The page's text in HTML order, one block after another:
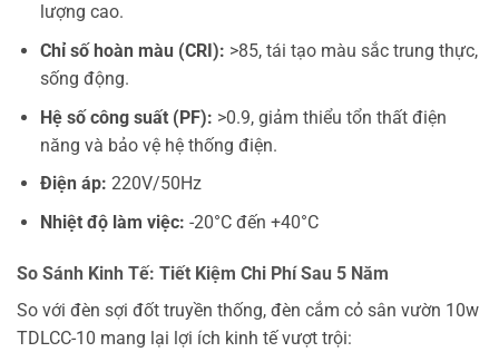
lượng cao.
Chỉ số hoàn màu (CRI): >85, tái tạo màu sắc trung thực,
sống động.
Hệ số công suất (PF): >0.9, giảm thiểu tổn thất điện
năng và bảo vệ hệ thống điện.
Điện áp: 220V/50Hz
Nhiệt độ làm việc: -20°C đến +40°C
So Sánh Kinh Tế: Tiết Kiệm Chi Phí Sau 5 Năm
So với đèn sợi đốt truyền thống, đèn cắm cỏ sân vườn 10w
TDLCC-10 mang lại lợi ích kinh tế vượt trội: